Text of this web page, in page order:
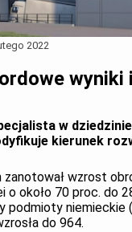
2022
wyniki
w
kierunek
zanotował wzrost
o około 70 proc. do
podmioty niemieckie
do 964.